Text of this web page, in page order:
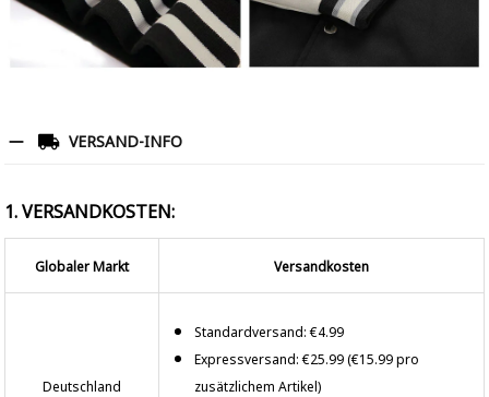
VERSAND-INFO
1. VERSANDKOSTEN:
Globaler Markt Versandkosten
Deutschland
Standardversand: €4.99
Expressversand: €25.99 (€15.99 pro
zusätzlichem Artikel)